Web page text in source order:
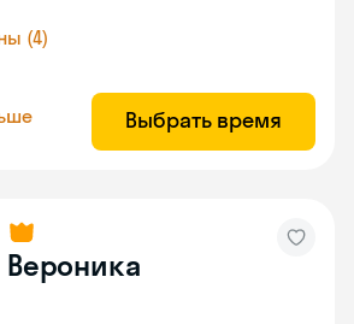
(4)
Выбрать время
Вероника